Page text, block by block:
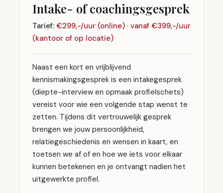
Intake- of coachingsgesprek
Tarief: €299,-/uur (online) · vanaf €399,-/uur
(kantoor of op locatie)
Naast een kort en vrijblijvend
kennismakingsgesprek is een intakegesprek
(diepte-interview en opmaak profielschets)
vereist voor wie een volgende stap wenst te
zetten. Tijdens dit vertrouwelijk gesprek
brengen we jouw persoonlijkheid,
relatiegeschiedenis en wensen in kaart, en
toetsen we af of en hoe we iets voor elkaar
kunnen betekenen en je ontvangt nadien het
uitgewerkte profiel.